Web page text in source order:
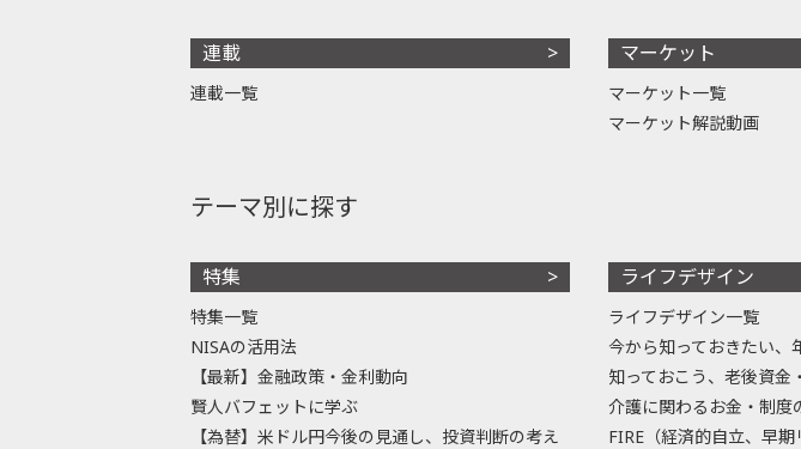
連載
連載一覧
マーケット
マーケット一覧
マーケット解説動画
テーマ別に探す
特集
特集一覧
NISAの活用法
【最新】金融政策・金利動向
賢人バフェットに学ぶ
【為替】米ドル円今後の見通し、投資判断の考え
ライフデザイン
ライフデザイン一覧
今から知っておきたい、
知っておこう、老後資金
介護に関わるお金・制度
FIRE（経済的自立、早期